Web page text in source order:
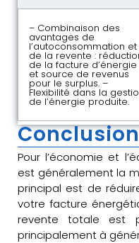
– Combinaison des
avantages de
l’autoconsommation et
de la revente :
de la facture d’énergie
et source de revenus
pour le surplus. –
Flexibilité dans la
de l’énergie produite.
Conclusion
Pour l’économie et
est généralement la
principal est de
votre facture
revente totale est
principalement à